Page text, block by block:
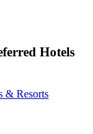
Hotels
& Resorts